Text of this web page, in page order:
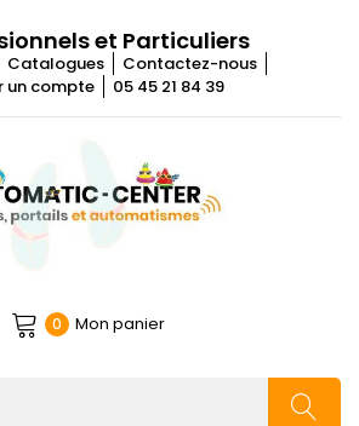
et Particuliers
Catalogues
Contactez-nous
un compte
05 45 21 84 39
0 Mon panier